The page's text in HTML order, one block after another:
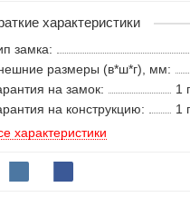
характеристики
замка:
размеры (в*ш*г), мм:
на замок:
1
на конструкцию:
1
характеристики